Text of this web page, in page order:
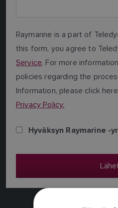
Raymarine is a part of
this form, you agree to
Service. For more
policies regarding the
Information, please click
Privacy Policy.
Hyväksyn